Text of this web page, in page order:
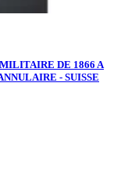
DE 1866 A
- SUISSE